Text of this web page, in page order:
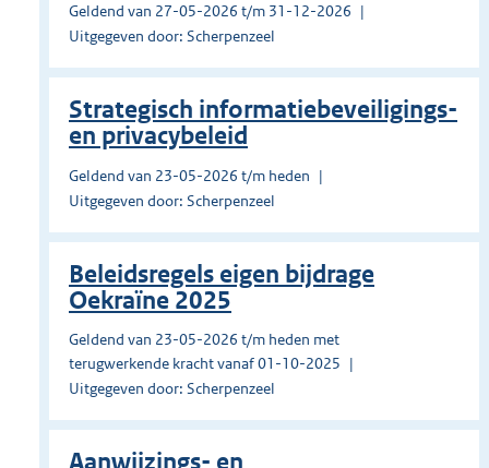
Geldend van 27-05-2026 t/m 31-12-2026
Uitgegeven door: Scherpenzeel
Strategisch informatiebeveiligings-
en privacybeleid
Geldend van 23-05-2026 t/m heden
Uitgegeven door: Scherpenzeel
Beleidsregels eigen bijdrage
Oekraïne 2025
Geldend van 23-05-2026 t/m heden met
terugwerkende kracht vanaf 01-10-2025
Uitgegeven door: Scherpenzeel